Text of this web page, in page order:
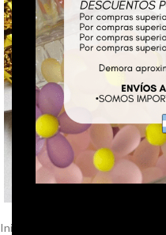
Click to enlarge
Inicio